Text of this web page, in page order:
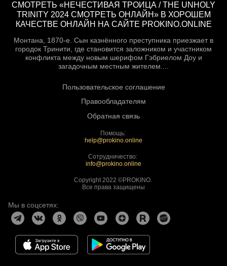
СМОТРЕТЬ «НЕЧЕСТИВАЯ ТРОИЦА / THE UNHOLY
TRINITY 2024 СМОТРЕТЬ ОНЛАЙН» В ХОРОШЕМ
КАЧЕСТВЕ ОНЛАЙН НА САЙТЕ PROKINO.ONLINE
Монтана, 1870-е. Сын казнённого преступника приезжает в
городок Тринити, где становится заложником и участником
конфликта между новым шерифом Гэбриелом Доу и
загадочным местным жителем....
Пользовательское соглашение
Правообладателям
Обратная связь
Помощь:
help@prokino.online
Сотрудничество:
info@prokino.online
Copyright 2022 ©PROKINO.
Все права защищены
Мы в соцсетях: